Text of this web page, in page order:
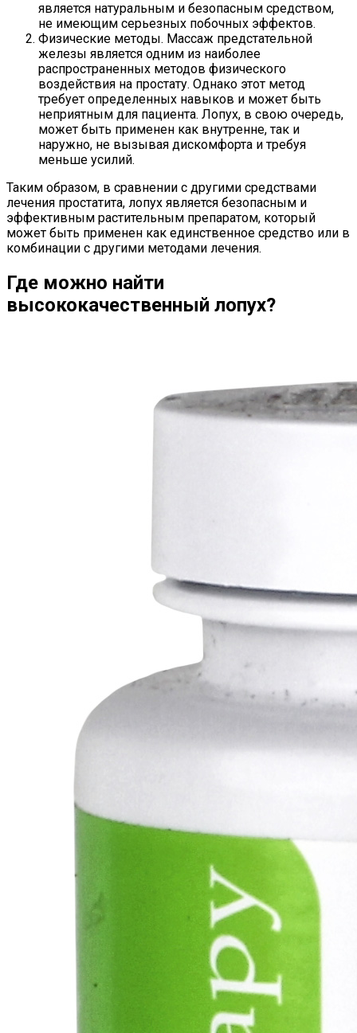
является натуральным и безопасным средством,
не имеющим серьезных побочных эффектов.
Физические методы. Массаж предстательной
железы является одним из наиболее
распространенных методов физического
воздействия на простату. Однако этот метод
требует определенных навыков и может быть
неприятным для пациента. Лопух, в свою очередь,
может быть применен как внутренне, так и
наружно, не вызывая дискомфорта и требуя
меньше усилий.
Таким образом, в сравнении с другими средствами
лечения простатита, лопух является безопасным и
эффективным растительным препаратом, который
может быть применен как единственное средство или в
комбинации с другими методами лечения.
Где можно найти
высококачественный лопух?